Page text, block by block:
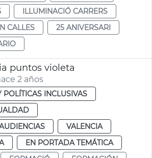
ILLUMINACIÓ CARRERS
CALLES
25 ANIVERSARI
puntos violeta
2 años
POLÍTICAS INCLUSIVAS
VALENCIA
EN PORTADA TEMÁTICA